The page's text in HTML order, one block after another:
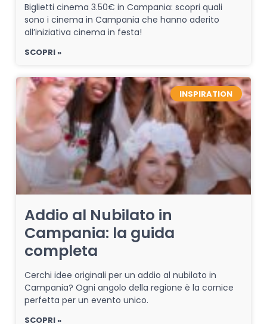
Biglietti cinema 3.50€ in Campania: scopri quali
sono i cinema in Campania che hanno aderito
all’iniziativa cinema in festa!
SCOPRI »
INSPIRATION
Addio al Nubilato in
Campania: la guida
completa
Cerchi idee originali per un addio al nubilato in
Campania? Ogni angolo della regione è la cornice
perfetta per un evento unico.
SCOPRI »